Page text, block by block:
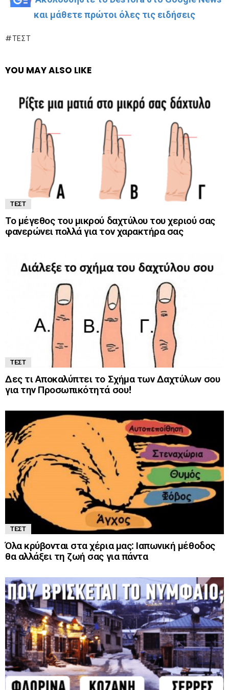
και μάθετε πρώτοι όλες τις ειδήσεις
ΤΕΣΤ
YOU MAY ALSO LIKE
ΤΕΣΤ
Το μέγεθος του μικρού δαχτύλου του χεριού σας
φανερώνει πολλά για τον χαρακτήρα σας
ΤΕΣΤ
Δες τι Αποκαλύπτει το Σχήμα των Δαχτύλων σου
για την Προσωπικότητά σου!
ΤΕΣΤ
Όλα κρύβονται στα χέρια μας: Ιαπωνική μέθοδος
θα αλλάξει τη ζωή σας για πάντα